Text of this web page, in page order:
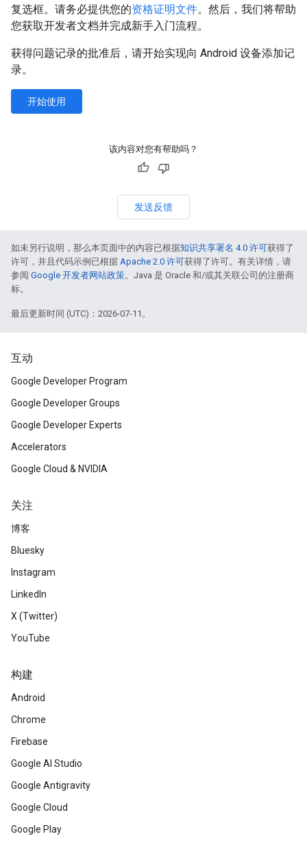
复选框。请务必提供您的资格证明文件。然后，我们将帮助
您获取开发者文档并完成新手入门流程。
获得问题记录的批准后，请开始实现向 Android 设备添加记
录。
开始使用
该内容对您有帮助吗？
发送反馈
如未另行说明，那么本页面中的内容已根据知识共享署名 4.0 许可获得了
许可，并且代码示例已根据 Apache 2.0 许可获得了许可。有关详情，请
参阅 Google 开发者网站政策。Java 是 Oracle 和/或其关联公司的注册商
标。
最后更新时间 (UTC)：2026-07-11。
互动
Google Developer Program
Google Developer Groups
Google Developer Experts
Accelerators
Google Cloud & NVIDIA
关注
博客
Bluesky
Instagram
LinkedIn
X (Twitter)
YouTube
构建
Android
Chrome
Firebase
Google AI Studio
Google Antigravity
Google Cloud
Google Play